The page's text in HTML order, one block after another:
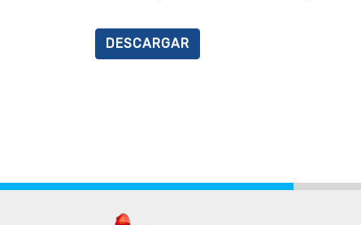
DESCARGAR